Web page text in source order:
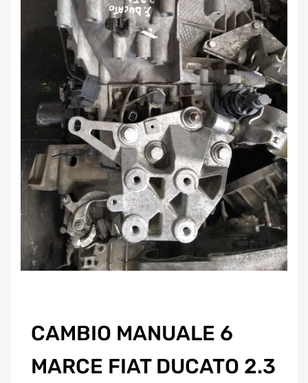
CAMBIO MANUALE 6
MARCE FIAT DUCATO 2.3